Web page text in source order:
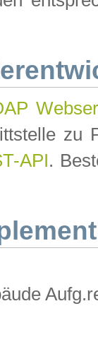
zu
API.